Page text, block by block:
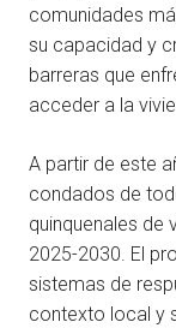
comunidades
su capacidad y
barreras que
acceder a la
A partir de este
condados de
quinquenales de
2025-2030. El
sistemas de
contexto local y